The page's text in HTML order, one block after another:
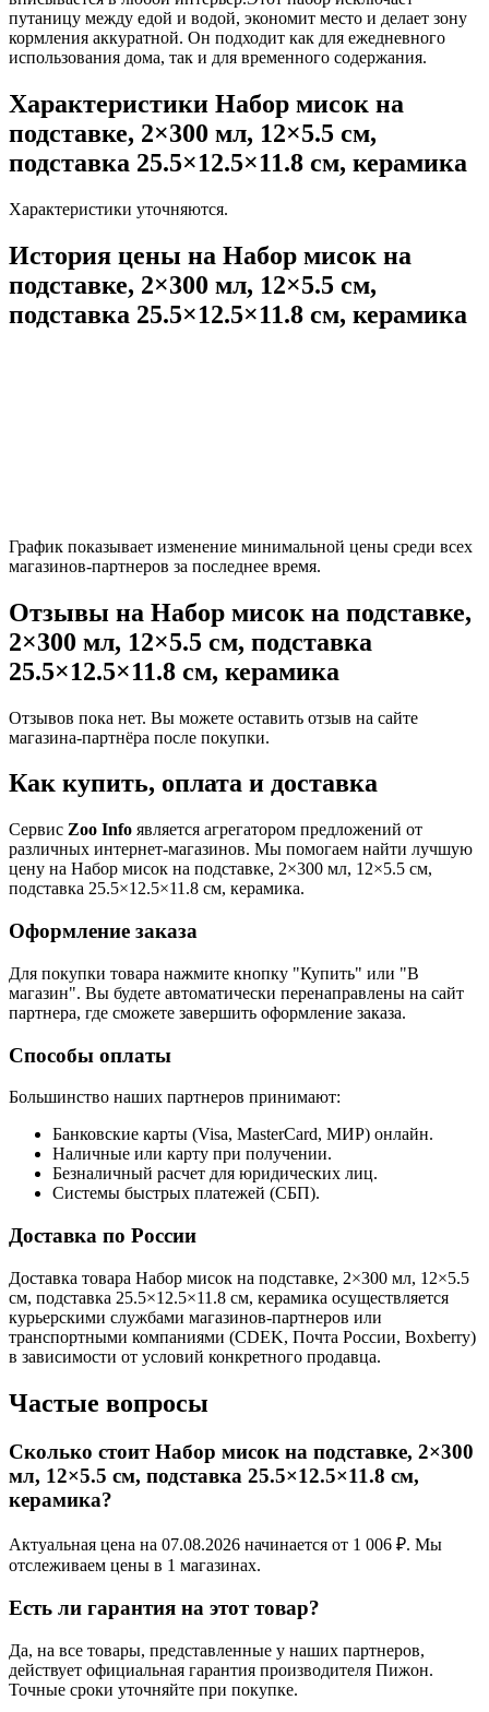
путаницу между едой и водой, экономит место и делает зону
кормления аккуратной. Он подходит как для ежедневного
использования дома, так и для временного содержания.
Характеристики Набор мисок на
подставке, 2×300 мл, 12×5.5 см,
подставка 25.5×12.5×11.8 см, керамика
Характеристики уточняются.
История цены на Набор мисок на
подставке, 2×300 мл, 12×5.5 см,
подставка 25.5×12.5×11.8 см, керамика
График показывает изменение минимальной цены среди всех
магазинов-партнеров за последнее время.
Отзывы на Набор мисок на подставке,
2×300 мл, 12×5.5 см, подставка
25.5×12.5×11.8 см, керамика
Отзывов пока нет. Вы можете оставить отзыв на сайте
магазина-партнёра после покупки.
Как купить, оплата и доставка
Сервис Zoo Info является агрегатором предложений от
различных интернет-магазинов. Мы помогаем найти лучшую
цену на Набор мисок на подставке, 2×300 мл, 12×5.5 см,
подставка 25.5×12.5×11.8 см, керамика.
Оформление заказа
Для покупки товара нажмите кнопку "Купить" или "В
магазин". Вы будете автоматически перенаправлены на сайт
партнера, где сможете завершить оформление заказа.
Способы оплаты
Большинство наших партнеров принимают:
Банковские карты (Visa, MasterCard, МИР) онлайн.
Наличные или карту при получении.
Безналичный расчет для юридических лиц.
Системы быстрых платежей (СБП).
Доставка по России
Доставка товара Набор мисок на подставке, 2×300 мл, 12×5.5
см, подставка 25.5×12.5×11.8 см, керамика осуществляется
курьерскими службами магазинов-партнеров или
транспортными компаниями (CDEK, Почта России, Boxberry)
в зависимости от условий конкретного продавца.
Частые вопросы
Сколько стоит Набор мисок на подставке, 2×300
мл, 12×5.5 см, подставка 25.5×12.5×11.8 см,
керамика?
Актуальная цена на 07.08.2026 начинается от 1 006 ₽. Мы
отслеживаем цены в 1 магазинах.
Есть ли гарантия на этот товар?
Да, на все товары, представленные у наших партнеров,
действует официальная гарантия производителя Пижон.
Точные сроки уточняйте при покупке.